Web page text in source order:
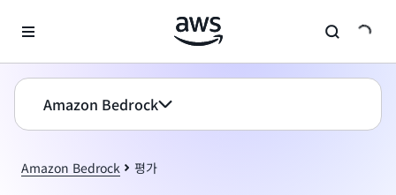
Amazon Bedrock
Amazon Bedrock 평가